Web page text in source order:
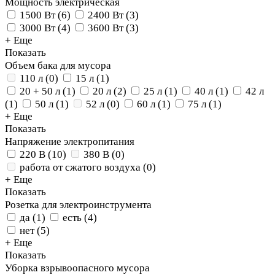
1500 Вт(6) 2400 Вт(3)
3000 Вт(4) 3600 Вт(3)
+ Еще
Показать
Объем бака для мусора
110 л (0) 15 л (1)
20 + 50 л (1) 20 л (2) 25 л (1) 40 л (1)
42 л
(1) 50 л (1) 52 л (0) 60 л (1) 75 л (1)
+ Еще
Показать
Напряжение электропитания
220 В (10) 380 В (0)
работа от сжатого воздуха (0)
+ Еще
Показать
Розетка для электроинструмента
да (1) есть (4)
нет(5)
+ Еще
Показать
Уборка взрывоопасного мусора